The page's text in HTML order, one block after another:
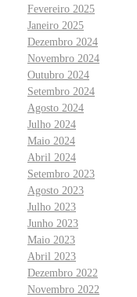
Fevereiro 2025
Janeiro 2025
Dezembro 2024
Novembro 2024
Outubro 2024
Setembro 2024
Agosto 2024
Julho 2024
Maio 2024
Abril 2024
Setembro 2023
Agosto 2023
Julho 2023
Junho 2023
Maio 2023
Abril 2023
Dezembro 2022
Novembro 2022